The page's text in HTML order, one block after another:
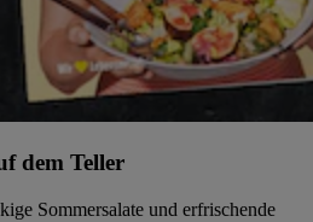
dem Teller
Sommersalate und erfrischende